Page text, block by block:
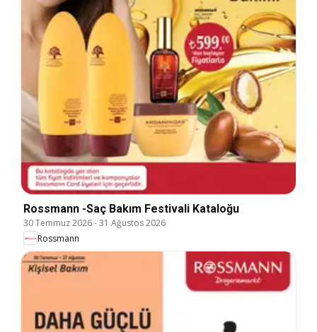
Rossmann -Saç Bakım Festivali Kataloğu
30 Temmuz 2026-31 Ağustos 2026
Rossmann